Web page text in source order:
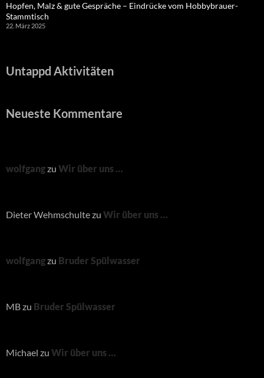
Hopfen, Malz & gute Gespräche – Eindrücke vom Hobbybrauer-
Stammtisch
22. März 2025
Untappd Aktivitäten
Neueste Kommentare
wolfgangzu Wir über uns …
Dieter Wehmschultezu Wir über uns …
wolfgangzu Bruder Spülwasser
MBzu Bruder Spülwasser
Michael zu Wir über uns …